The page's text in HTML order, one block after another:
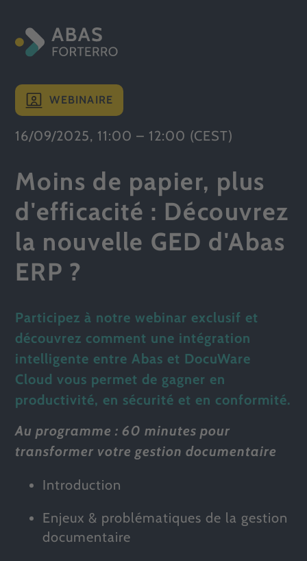
WEBINAIRE
16/09/2025, 11:00 – 12:00 (CEST)
Moins de papier, plus
d'efficacité : Découvrez
la nouvelle GED d'Abas
ERP ?
Participez à notre webinar exclusif et
découvrez comment une intégration
intelligente entreAbas et DocuWare
Cloud vous permet de gagner en
productivité, en sécurité et en conformité.
Au programme :60 minutes pour
transformer votre gestion documentaire
Introduction
Enjeux & problématiques de la gestion
documentaire